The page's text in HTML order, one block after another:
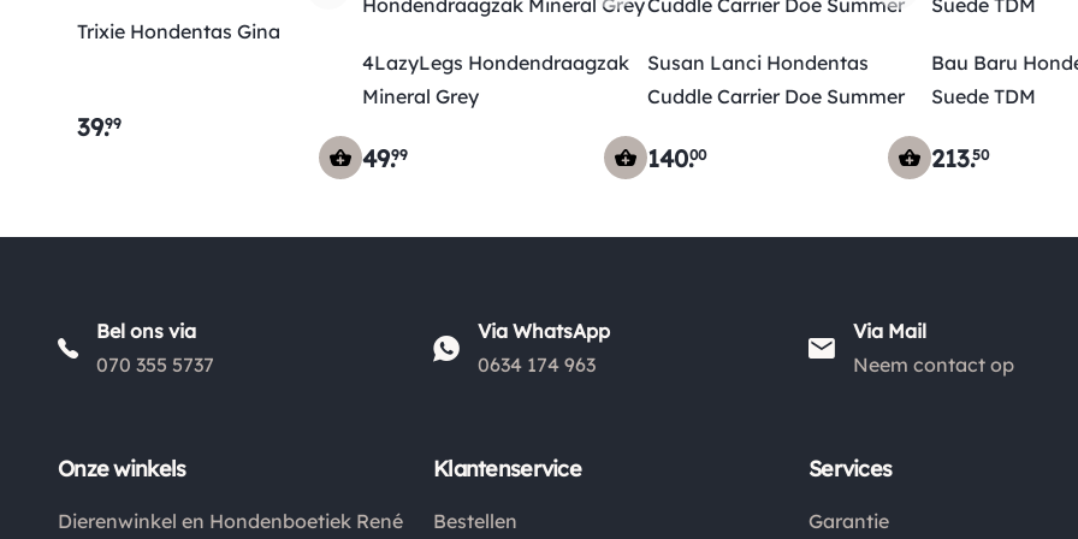
Trixie Hondentas Gina
39.99
4LazyLegs Hondendraagzak
Mineral Grey
49.99
Susan Lanci Hondentas
Cuddle Carrier Doe Summer
140.00
Bau Baru
Suede TDM
213.50
Bel ons via
070 355 5737
Via WhatsApp
0634 174 963
Via Mail
Neem contact op
Onze winkels
Dierenwinkel en Hondenboetiek René
Klantenservice
Bestellen
Services
Garantie